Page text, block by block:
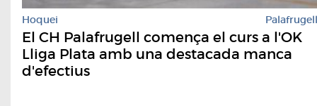
Hoquei Palafrugell
El CH Palafrugell comença el curs a l'OK
Lliga Plata amb una destacada manca
d'efectius